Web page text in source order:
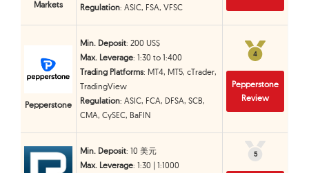
Markets Regulation: ASIC, FSA, VFSC
Pepperstone
Min. Deposit: 200 US$
Max. Leverage: 1:30 to 1:400
Trading Platforms: MT4, MT5, cTrader,
TradingView
Regulation: ASIC, FCA, DFSA, SCB,
CMA, CySEC, BaFIN
4
4
Pepperstone
Review
Min. Deposit: 10 美元
Max. Leverage: 1:30 | 1:1000
5
5